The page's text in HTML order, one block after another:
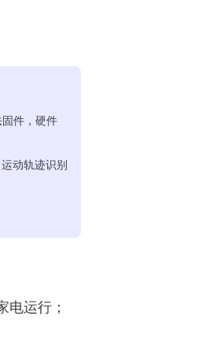
件，硬件
动轨迹识别
电运行；